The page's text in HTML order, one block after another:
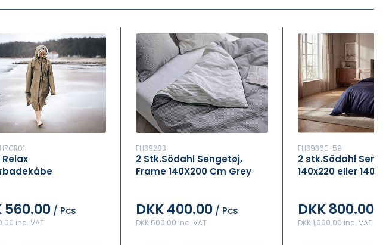
560.00 / Pcs
inc. VAT
FH39283
2 Stk.Södahl Sengetøj,
Frame 140X200 Cm Grey
DKK 400.00 / Pcs
DKK 500.00 inc. VAT
FH39360-59
2 stk.Södahl
140x220 eller 140
DKK 800.00
DKK 1,000.00 inc. VAT